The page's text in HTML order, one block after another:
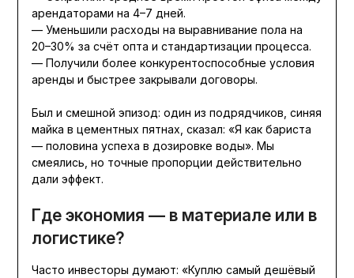
арендаторами на 4–7 дней.
— Уменьшили расходы на выравнивание пола на
20–30% за счёт опта и стандартизации процесса.
— Получили более конкурентоспособные условия
аренды и быстрее закрывали договоры.
Был и смешной эпизод: один из подрядчиков, синяя
майка в цементных пятнах, сказал: «Я как бариста
— половина успеха в дозировке воды». Мы
смеялись, но точные пропорции действительно
дали эффект.
Где экономия — в материале или в
логистике?
Часто инвесторы думают: «Куплю самый дешёвый